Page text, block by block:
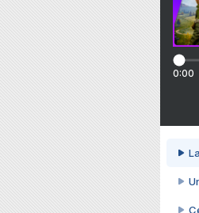
0:00